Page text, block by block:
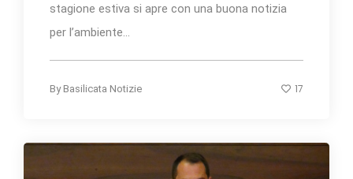
stagione estiva si apre con una buona notizia
per l’ambiente...
By Basilicata Notizie 17